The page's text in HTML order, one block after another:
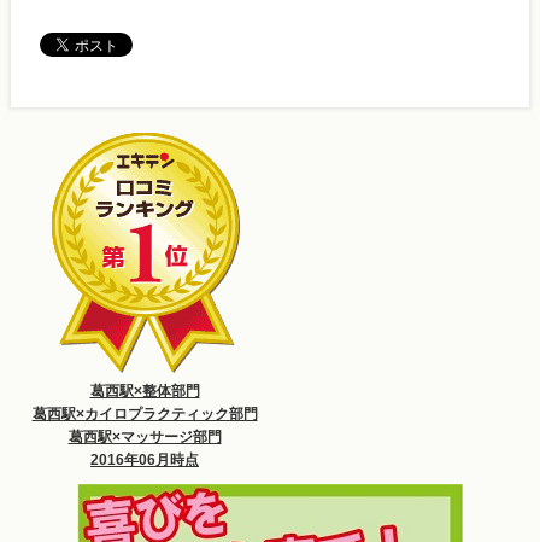
葛西駅×整体部門
葛西駅×カイロプラクティック部門
葛西駅×マッサージ部門
2016年06月時点